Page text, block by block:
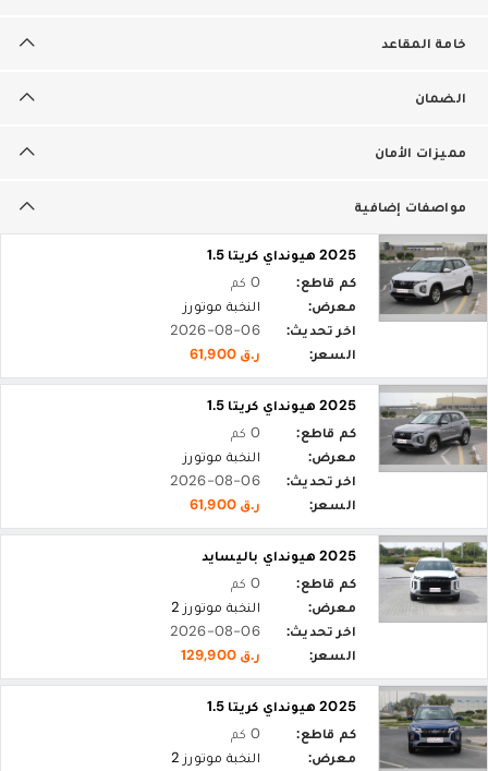
خامة المقاعد
الضمان
مميزات الأمان
مواصفات إضافية
2025 هيونداي كريتا 1.5
كم قاطع:
0 كم
معرض:
النخبة موتورز
اخر تحديث:
2026-08-06
السعر:
ر.ق 61,900
2025 هيونداي كريتا 1.5
كم قاطع:
0 كم
معرض:
النخبة موتورز
اخر تحديث:
2026-08-06
السعر:
ر.ق 61,900
2025 هيونداي باليسايد
كم قاطع:
0 كم
معرض:
النخبة موتورز 2
اخر تحديث:
2026-08-06
السعر:
ر.ق 129,900
2025 هيونداي كريتا 1.5
كم قاطع:
0 كم
معرض:
النخبة موتورز 2